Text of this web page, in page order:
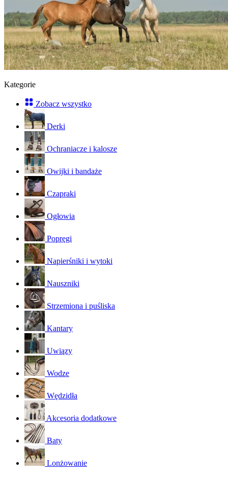
Kategorie
Zobacz wszystko
Derki
Ochraniacze i kalosze
Owijki i bandaże
Czapraki
Ogłowia
Popręgi
Napierśniki i wytoki
Nauszniki
Strzemiona i puśliska
Kantary
Uwiązy
Wodze
Wędzidła
Akcesoria dodatkowe
Baty
Lonżowanie